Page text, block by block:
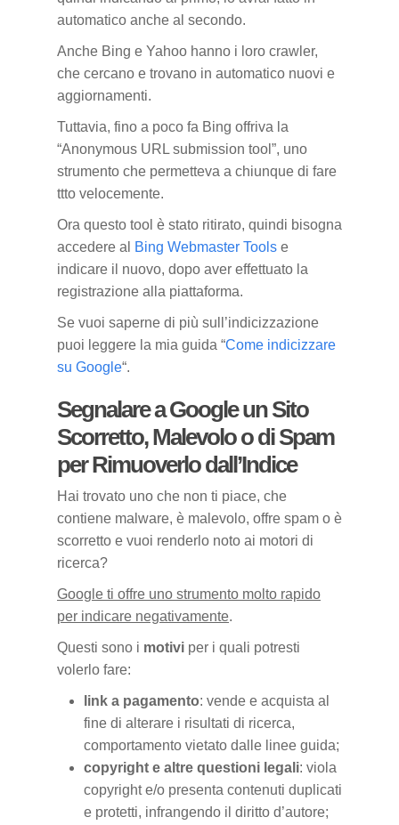
automatico anche al secondo.
Anche Bing e Yahoo hanno i loro crawler,
che cercano e trovano in automatico nuovi e
aggiornamenti.
Tuttavia, fino a poco fa Bing offriva la
“Anonymous URL submission tool”, uno
strumento che permetteva a chiunque di fare
ttto velocemente.
Ora questo tool è stato ritirato, quindi bisogna
accedere al
Bing Webmaster Tools e
indicare il nuovo, dopo aver effettuato la
registrazione alla piattaforma.
Se vuoi saperne di più sull’indicizzazione
puoi leggere la mia guida “Come indicizzare
su Google“.
Segnalare a Google un Sito
Scorretto, Malevolo o di Spam
per Rimuoverlo dall’Indice
Hai trovato uno che non ti piace, che
contiene malware, è malevolo, offre spam o è
scorretto e vuoi renderlo noto ai motori di
ricerca?
Google ti offre uno strumento molto rapido
per indicare negativamente.
Questi sono i motivi per i quali potresti
volerlo fare:
link a pagamento: vende e acquista al
fine di alterare i risultati di ricerca,
comportamento vietato dalle linee guida;
copyright e altre questioni legali: viola
copyright e/o presenta contenuti duplicati
e protetti, infrangendo il diritto d’autore;